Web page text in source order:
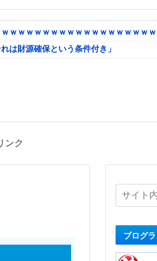
ｗｗｗｗｗｗｗｗｗｗｗｗｗｗｗｗｗｗ
は財源確保という条件付き」
ンク
ブログ